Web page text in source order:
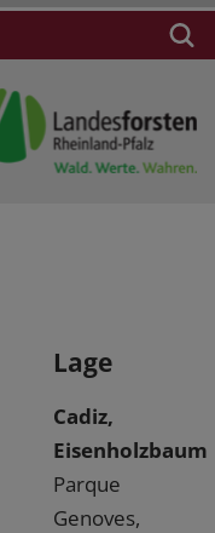
Lage
Cadiz,
Eisenholzbaum
Parque
Genoves,